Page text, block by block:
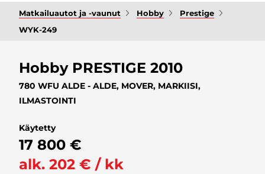
Matkailuautot ja -vaunut Hobby
Prestige
WYK-249
Hobby PRESTIGE 2010
780 WFU ALDE - ALDE, MOVER, MARKIISI,
ILMASTOINTI
Käytetty
17 800 €
alk. 202 € / kk